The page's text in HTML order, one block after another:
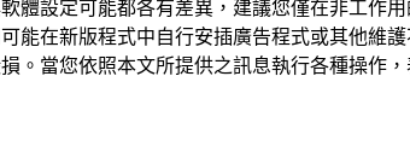
體設定可能都各有差異，建議您僅在非工作
能在新版程式中自行安插廣告程式或其他維
當您依照本文所提供之訊息執行各種操作